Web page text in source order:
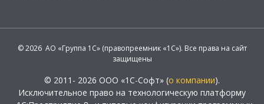
© 2026 АО «Группа 1С» (правопреемник «1С»). Все права на сайт
защищены
© 2011- 2026 ООО «1С-Софт» (о компании).
Исключительное право на технологическую платформу